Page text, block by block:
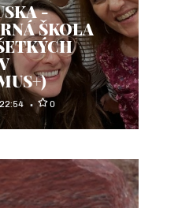
-
ŠKOLA
0